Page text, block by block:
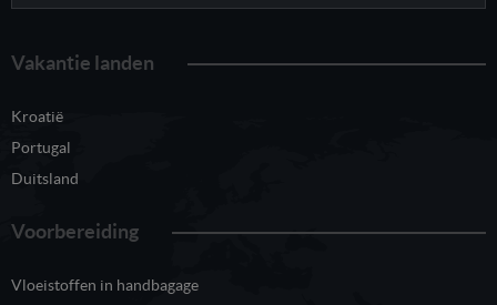
Vakantie landen
Kroatië
Portugal
Duitsland
Voorbereiding
Vloeistoffen in handbagage